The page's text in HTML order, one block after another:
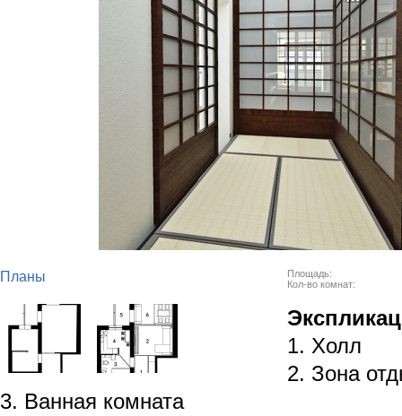
Планы
Площадь:
Кол-во комнат:
1. Холл
2. Зона
3. Ванная комната